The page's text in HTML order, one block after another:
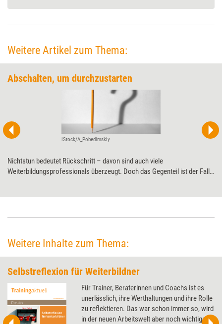
Weitere Artikel zum Thema:
Abschalten, um durchzustarten
iStock/A_Pobedimskiy
Nichtstun bedeutet Rückschritt – davon sind auch viele
Weiterbildungsprofessionals überzeugt. Doch das Gegenteil ist der Fall:
Weitere Inhalte zum Thema:
Selbstreflexion für Weiterbildner
Für Trainer, Beraterinnen und Coachs ist es
unerlässlich, ihre Werthaltungen und ihre Rolle
zu reflektieren. Das war schon immer so, wird
in der neuen Arbeitswelt aber noch wichtiger.